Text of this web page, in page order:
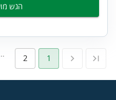
הגש
1
2